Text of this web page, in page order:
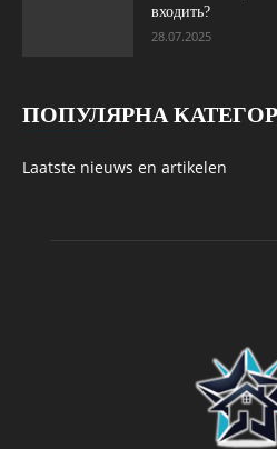
входить?
28.07.2025
ПОПУЛЯРНА
Laatste nieuws en artikelen